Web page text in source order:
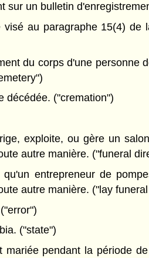
un bulletin
visé au paragraphe 15(4) de
du corps d'une personne
décédée. ("cremation")
exploite, ou gère un
autre manière. ("funeral
qu'un entrepreneur de
autre manière. ("lay
("state")
pendant la période